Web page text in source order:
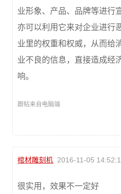
业形象、产品、品牌等进行
亦可以利用它来对企业进行
业里的权重和权威，从而给
业不良的信息，直接造成经
响。
跟帖来自电脑端
棺材雕刻机 2016-11-05
很实用，效果不一定好